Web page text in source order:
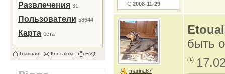
Развлечения 31
Пользователи 58644
Карта бета
Главная Контакты FAQ
С 2008-11-29
marina87
быть